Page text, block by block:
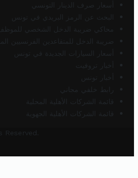
أسعار صرف الدينار التونسي
البحث عن الرمز البريدي في تونس
محاكي ضريبة الدخل الشخصي للموظف/
ضريبة الدخل للمتقاعدين الفرنسيين
أسعار السيارات الجديدة في تونس
أخبار تروفيت
أخبار تونس
رابط خلفي مجاني
قائمة الشركات الأهلية المحلية
قائمة الشركات الأهلية الجهوية
Reserved.